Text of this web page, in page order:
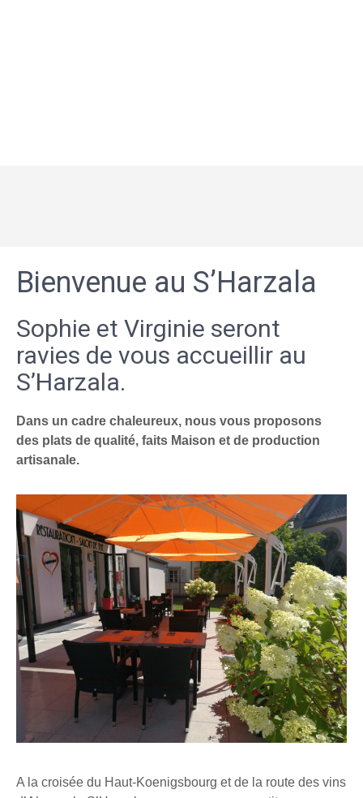
Bienvenue au S’Harzala
Sophie et Virginie seront
ravies de vous accueillir au
S’Harzala.
Dans un cadre chaleureux, nous vous proposons
des plats de qualité, faits Maison et de production
artisanale.
A la croisée du Haut-Koenigsbourg et de la route des vins